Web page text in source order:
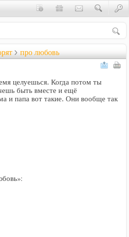
про любовь
целуешься. Когда потом ты
быть вместе и ещё
и папа вот такие. Они вообще так